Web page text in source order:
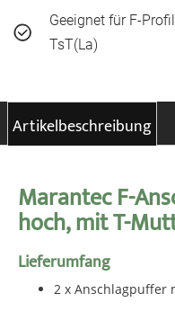
Geeignet für F-
TsT(La)
Artikelbeschreibung
Marantec F-
hoch, mit T-
Lieferumfang
2 x Anschlagpuffer